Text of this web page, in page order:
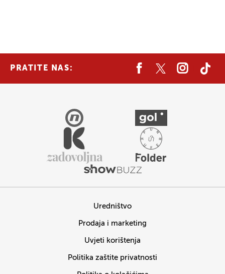
PRATITE NAS:
Uredništvo
Prodaja i marketing
Uvjeti korištenja
Politika zaštite privatnosti